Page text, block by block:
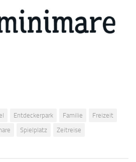
Entdeckerpark Familie
Freizeit
Spielplatz Zeitreise